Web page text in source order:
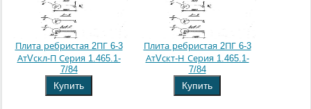
Плита ребристая 2ПГ 6-3
АтVскл-П Серия 1.465.1-
7/84
Купить
Плита ребристая 2ПГ 6-3
АтVскт-Н Серия 1.465.1-
7/84
Купить